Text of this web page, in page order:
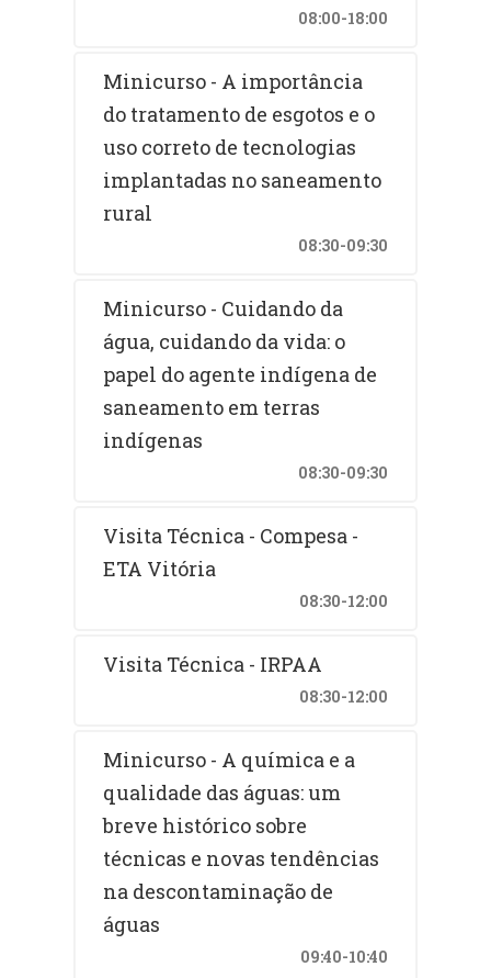
08:00-18:00
Minicurso - A importância
do tratamento de esgotos e o
uso correto de tecnologias
implantadas no saneamento
rural
08:30-09:30
Minicurso - Cuidando da
água, cuidando da vida: o
papel do agente indígena de
saneamento em terras
indígenas
08:30-09:30
Visita Técnica - Compesa -
ETA Vitória
08:30-12:00
Visita Técnica - IRPAA
08:30-12:00
Minicurso - A química e a
qualidade das águas: um
breve histórico sobre
técnicas e novas tendências
na descontaminação de
águas
09:40-10:40